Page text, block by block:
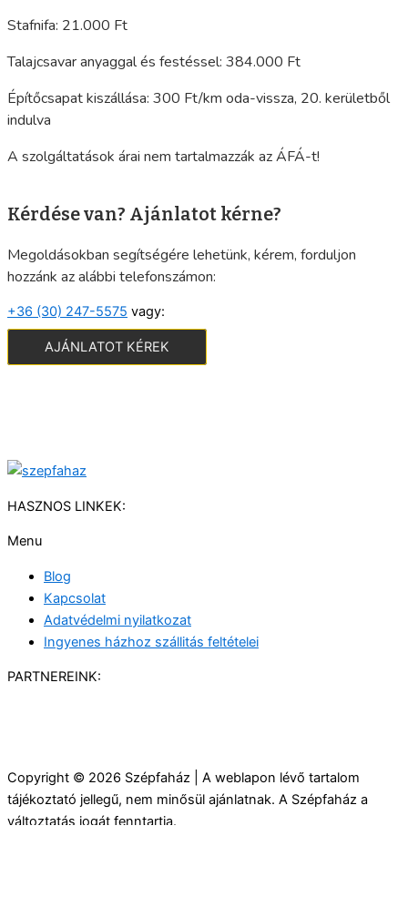
Stafnifa: 21.000 Ft
Talajcsavar anyaggal és festéssel: 384.000 Ft
Építőcsapat kiszállása: 300 Ft/km oda-vissza, 20. kerületből
indulva
A szolgáltatások árai nem tartalmazzák az ÁFÁ-t!
Kérdése van? Ajánlatot kérne?
Megoldásokban segítségére lehetünk, kérem, forduljon
hozzánk az alábbi telefonszámon:
+36 (30) 247-5575 vagy:
AJÁNLATOT KÉREK
HASZNOS LINKEK:
Menu
Blog
Kapcsolat
Adatvédelmi nyilatkozat
Ingyenes házhoz szállitás feltételei
PARTNEREINK:
Copyright © 2026 Szépfaház | A weblapon lévő tartalom
tájékoztató jellegű, nem minősül ajánlatnak. A Szépfaház a
változtatás jogát fenntartja.